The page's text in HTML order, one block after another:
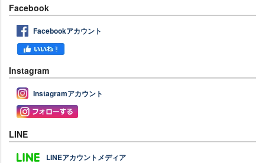
Facebook
Facebookアカウント
Instagram
Instagramアカウント
LINE
LINEアカウントメディア